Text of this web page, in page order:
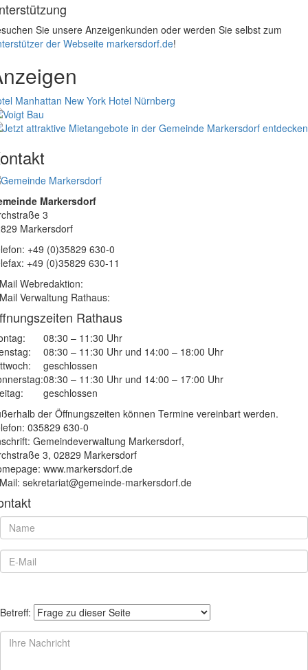
Sie unsere Anzeigenkunden oder werden Sie selbst zum
der Webseite markersdorf.de!
Manhattan New York Hotel Nürnberg
Markersdorf
3
Markersdorf
+49 (0)35829 630-0
+49 (0)35829 630-11
Webredaktion:
Verwaltung Rathaus:
Rathaus
08:30 – 11:30 Uhr
08:30 – 11:30 Uhr und 14:00 – 18:00 Uhr
geschlossen
08:30 – 11:30 Uhr und 14:00 – 17:00 Uhr
geschlossen
der Öffnungszeiten können Termine vereinbart werden.
035829 630-0
Gemeindeverwaltung Markersdorf,
3, 02829 Markersdorf
www.markersdorf.de
sekretariat@gemeinde-markersdorf.de
Betreff: